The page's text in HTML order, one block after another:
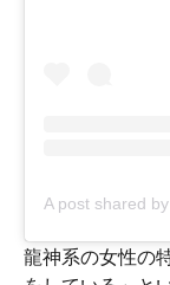
A post shared
龍神系の女性の